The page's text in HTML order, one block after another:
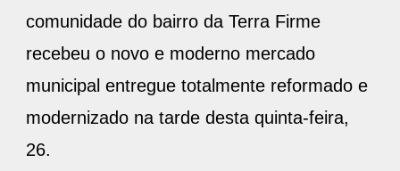
comunidade do bairro da Terra Firme
recebeu o novo e moderno mercado
municipal entregue totalmente reformado e
modernizado na tarde desta quinta-feira,
26.